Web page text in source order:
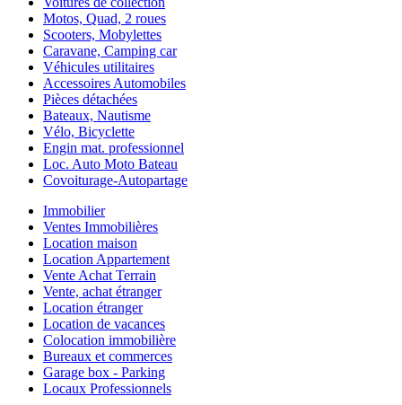
Motos, Quad, 2 roues
Scooters, Mobylettes
Caravane, Camping car
Véhicules utilitaires
Accessoires Automobiles
Pièces détachées
Bateaux, Nautisme
Vélo, Bicyclette
Engin mat. professionnel
Loc. Auto Moto Bateau
Covoiturage-Autopartage
Immobilier
Ventes Immobilières
Location maison
Location Appartement
Vente Achat Terrain
Vente, achat étranger
Location étranger
Location de vacances
Colocation immobilière
Bureaux et commerces
Garage box - Parking
Locaux Professionnels